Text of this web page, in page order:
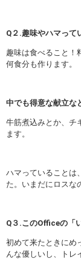
Q２.趣味やハマって
趣味は食べること！
何食分も作ります。
中でも得意な献立な
牛筋煮込みとか、チ
ます。
ハマっていることは
た。いまだにロスな
Q３.このOfficeの「
初めて来たときにめ
んな優しいし、トレ